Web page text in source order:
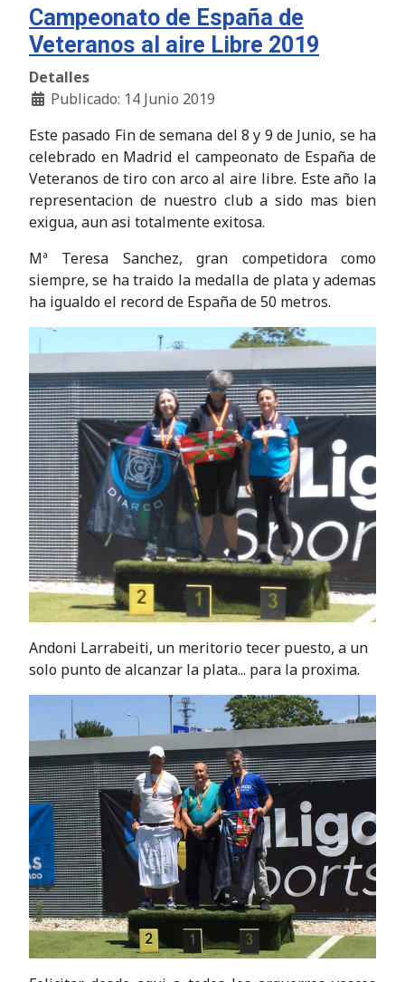
Campeonato de España de
Veteranos al aire Libre 2019
Detalles
Publicado: 14 Junio 2019
Este pasado Fin de semana del 8 y 9 de Junio, se ha
celebrado en Madrid el campeonato de España de
Veteranos de tiro con arco al aire libre. Este año la
representacion de nuestro club a sido mas bien
exigua, aun asi totalmente exitosa.
Mª Teresa Sanchez, gran competidora como
siempre, se ha traido la medalla de plata y ademas
ha igualdo el record de España de 50 metros.
Andoni Larrabeiti, un meritorio tecer puesto, a un
solo punto de alcanzar la plata... para la proxima.